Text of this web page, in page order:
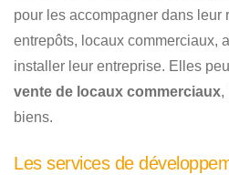
pour les accompagner dans leur
entrepôts, locaux commerciaux,
installer leur entreprise. Elles
vente de locaux commerciaux,
biens.
Les services de